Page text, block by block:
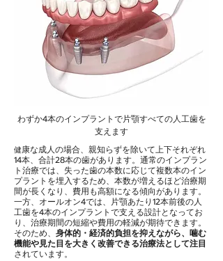
わずか4本のインプラントで片顎すべての人工歯を
支えます
健康な成人の場合、親知らずを除いて上下それぞれ
14本、合計28本の歯があります。通常のインプラン
ト治療では、失った歯の本数に応じて複数本のイン
プラントを埋入するため、本数が増えるほど治療期
間が長くなり、費用も高額になる傾向があります。
一方、オールオン4では、片顎あたり12本前後の人
工歯を4本のインプラントで支える設計となってお
り、 治療期間の短縮や費用の軽減が期待できます。
そのため、 身体的・経済的負担を抑えながら、噛む
機能や見た目を大きく改善できる治療法として注目
されています。